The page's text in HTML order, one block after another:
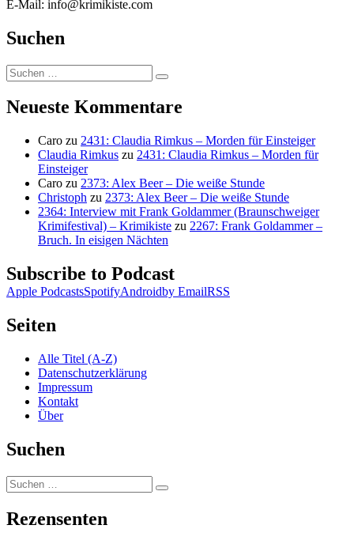
E-Mail: info@krimikiste.com
Suchen
Suchen
nach:
Suchen
Neueste Kommentare
Caro zu 2431: Claudia Rimkus – Morden für Einsteiger
Claudia Rimkus zu 2431: Claudia Rimkus – Morden für
Einsteiger
Caro zu 2373: Alex Beer – Die weiße Stunde
Christoph zu 2373: Alex Beer – Die weiße Stunde
2364: Interview mit Frank Goldammer (Braunschweiger
Krimifestival) – Krimikiste zu 2267: Frank Goldammer –
Bruch. In eisigen Nächten
Subscribe to Podcast
Apple PodcastsSpotifyAndroidby EmailRSS
Seiten
Alle Titel (A-Z)
Datenschutzerklärung
Impressum
Kontakt
Über
Suchen
Suchen
nach:
Suchen
Rezensenten